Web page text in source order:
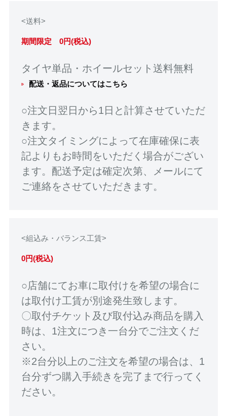
<送料>
期間限定 0円(税込)
タイヤ単品・ホイールセット送料無料
配送・返品についてはこちら
○注文日翌日から1日と計算させていただ
きます。
○注文タイミングによって在庫確保に表
記よりもお時間をいただく場合がござい
ます。配送予定は確定次第、メールにて
ご連絡をさせていただきます。
<組込み・バランス工賃>
0円(税込)
○店舗にてお車に取付けを希望の場合に
は取付け工賃が別途発生致します。
〇取付チケット及び取付込み商品を購入
時は、1注文につき一台分でご注文くだ
さい。
※2台分以上のご注文を希望の場合は、1
台分ずつ購入手続きを完了まで行ってく
ださい。